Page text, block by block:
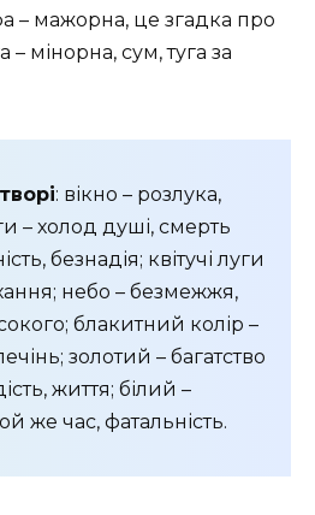
– мажорна, це згадка про
– мінорна, сум, туга за
: вікно – розлука,
– холод душі, смерть
безнадія; квітучі луги
небо – безмежжя,
блакитний колір –
золотий – багатство
життя; білий –
же час, фатальність.